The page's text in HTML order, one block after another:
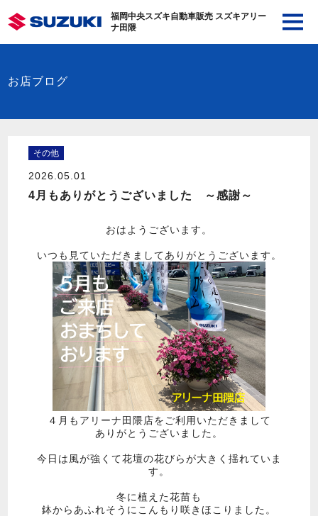
福岡中央スズキ自動車販売 スズキアリー
ナ田隈
お店ブログ
その他
2026.05.01
4月もありがとうございました ～感謝～
おはようございます。
いつも見ていただきましてありがとうございます。
４月もアリーナ田隈店をご利用いただきまして
ありがとうございました。
今日は風が強くて花壇の花びらが大きく揺れていま
す。
冬に植えた花苗も
鉢からあふれそうにこんもり咲きほこりました。